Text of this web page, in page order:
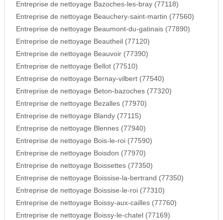
Entreprise de nettoyage Bazoches-les-bray (77118)
Entreprise de nettoyage Beauchery-saint-martin (77560)
Entreprise de nettoyage Beaumont-du-gatinais (77890)
Entreprise de nettoyage Beautheil (77120)
Entreprise de nettoyage Beauvoir (77390)
Entreprise de nettoyage Bellot (77510)
Entreprise de nettoyage Bernay-vilbert (77540)
Entreprise de nettoyage Beton-bazoches (77320)
Entreprise de nettoyage Bezalles (77970)
Entreprise de nettoyage Blandy (77115)
Entreprise de nettoyage Blennes (77940)
Entreprise de nettoyage Bois-le-roi (77590)
Entreprise de nettoyage Boisdon (77970)
Entreprise de nettoyage Boissettes (77350)
Entreprise de nettoyage Boissise-la-bertrand (77350)
Entreprise de nettoyage Boissise-le-roi (77310)
Entreprise de nettoyage Boissy-aux-cailles (77760)
Entreprise de nettoyage Boissy-le-chatel (77169)